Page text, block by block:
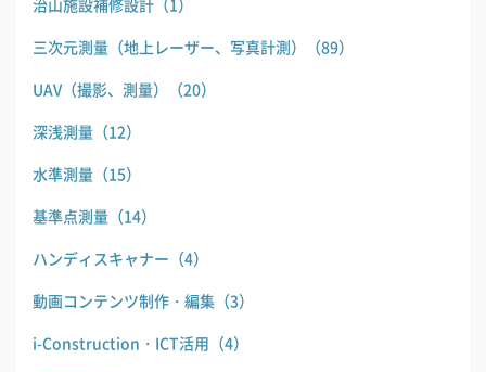
三次元測量（地上レーザー、写真計測）
（89）
UAV（撮影、測量）
（20）
深浅測量 （12）
水準測量 （15）
基準点測量 （14）
ハンディスキャナー （4）
動画コンテンツ制作・編集 （3）
i-Construction・ICT活用 （4）